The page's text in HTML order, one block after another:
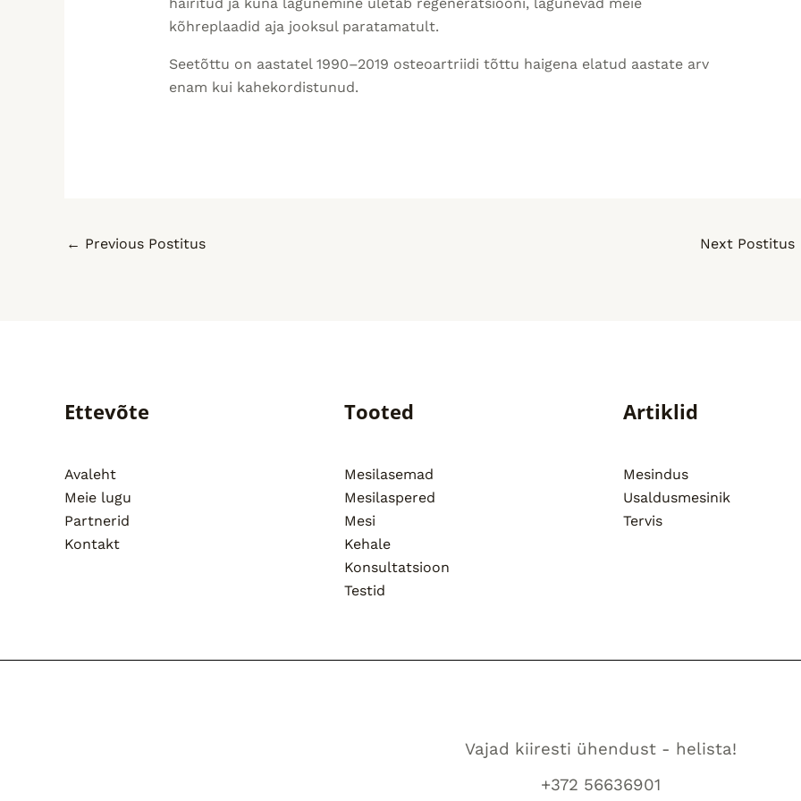
kõhreplaadid aja jooksul paratamatult.
Seetõttu on aastatel 1990–2019 osteoartriidi tõttu haigena elatud aastate arv
enam kui kahekordistunud.
← Previous Postitus Next Postitus
Ettevõte
Avaleht
Meie lugu
Partnerid
Kontakt
Tooted
Mesilasemad
Mesilaspered
Mesi
Kehale
Konsultatsioon
Testid
Artiklid
Mesindus
Usaldusmesinik
Tervis
Vajad kiiresti ühendust - helista!
+372 56636901